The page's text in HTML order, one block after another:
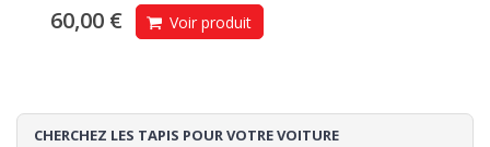
60,00 € Voir produit
CHERCHEZ LES TAPIS POUR VOTRE VOITURE